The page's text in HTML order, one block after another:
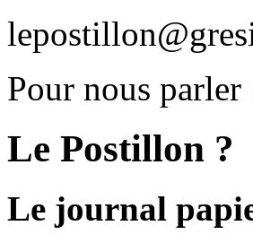
Pour nous
Le Postillon ?
Le journal